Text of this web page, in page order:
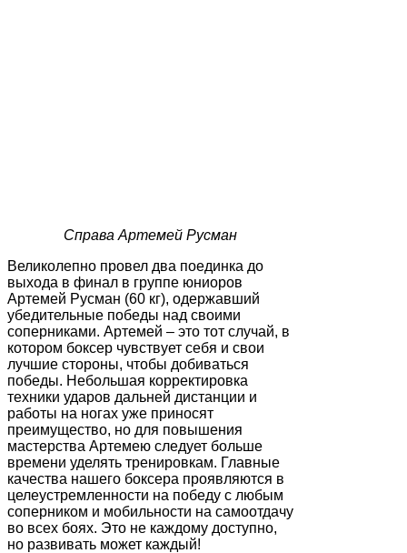
Справа Артемей Русман
Великолепно провел два поединка до
выхода в финал в группе юниоров
Артемей Русман (60 кг), одержавший
убедительные победы над своими
соперниками. Артемей – это тот случай, в
котором боксер чувствует себя и свои
лучшие стороны, чтобы добиваться
победы. Небольшая корректировка
техники ударов дальней дистанции и
работы на ногах уже приносят
преимущество, но для повышения
мастерства Артемею следует больше
времени уделять тренировкам. Главные
качества нашего боксера проявляются в
целеустремленности на победу с любым
соперником и мобильности на самоотдачу
во всех боях. Это не каждому доступно,
но развивать может каждый!